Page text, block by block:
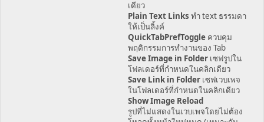
เดียว
Plain Text Links ทำ text ธรรมดา
ให้เป็นลิ้งค์
QuickTabPrefToggle ควบคุม
พฤติกรรมการทำงานของ Tab
Save Image in Folder เซฟรูปใน
โฟลเดอร์ที่กำหนดในคลิกเดียว
Save Link in Folder เซฟเวบเพจ
ในโฟลเดอร์ที่กำหนดในคลิกเดียว
Show Image Reload
รูปที่ไม่แสดงในเวบเพจโดยไม่ต้อง